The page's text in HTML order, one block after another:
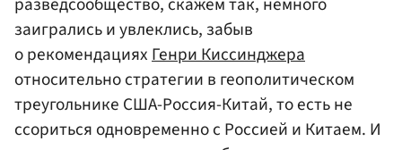
заигрались и увлеклись, забыв
о рекомендацияхГенри Киссинджера
относительно стратегии в геополитическом
треугольнике США-Россия-Китай, то есть не
ссориться одновременно с Россией и Китаем. И